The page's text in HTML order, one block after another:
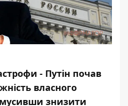
- Путін почав
власного
знизити